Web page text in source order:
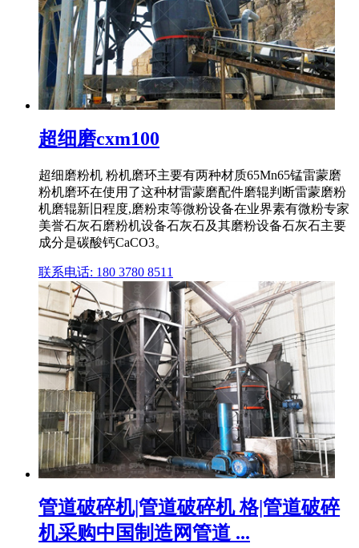
超细磨cxm100
超细磨粉机 粉机磨环主要有两种材质65Mn65锰雷蒙磨
粉机磨环在使用了这种材雷蒙磨配件磨辊判断雷蒙磨粉
机磨辊新旧程度,磨粉朿等微粉设备在业界素有微粉专家
美誉石灰石磨粉机设备石灰石及其磨粉设备石灰石主要
成分是碳酸钙CaCO3。
联系电话: 180 3780 8511
管道破碎机|管道破碎机 格|管道破碎
机采购中国制造网管道 ...